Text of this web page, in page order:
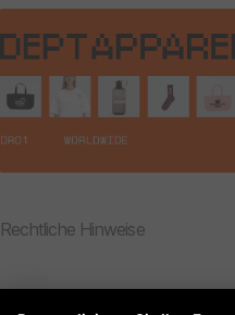
Rechtliche Hinweise